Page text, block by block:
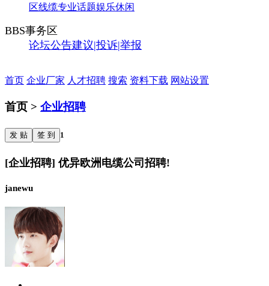
区线缆专业话题娱乐休闲
BBS事务区
论坛公告建议|投诉|举报
首页 企业厂家 人才招聘 搜索 资料下载 网站设置
首页 > 企业招聘
发 贴 签 到 1
[企业招聘] 优异欧洲电缆公司招聘!
janewu